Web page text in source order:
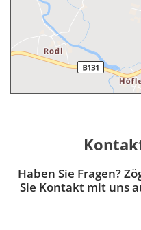
Haben Sie Fragen?
Sie Kontakt mit uns